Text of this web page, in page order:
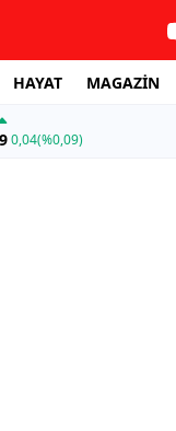
HAYAT MAGAZİN
0,04(%0,09)